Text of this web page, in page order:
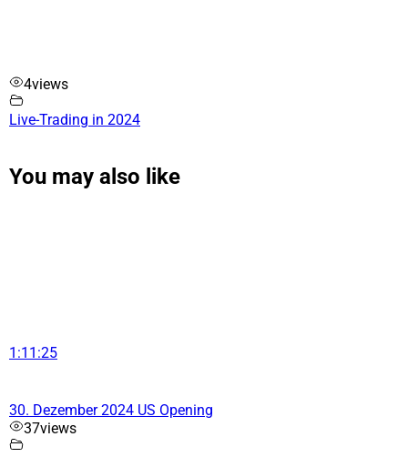
4views
Live-Trading in 2024
You may also like
1:11:25
30. Dezember 2024 US Opening
37views